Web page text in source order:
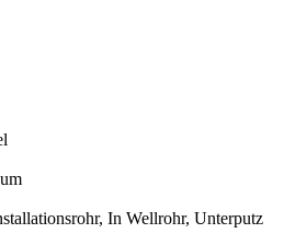
In Wellrohr, Unterputz